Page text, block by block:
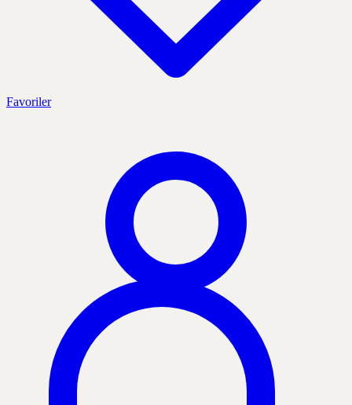
Favoriler